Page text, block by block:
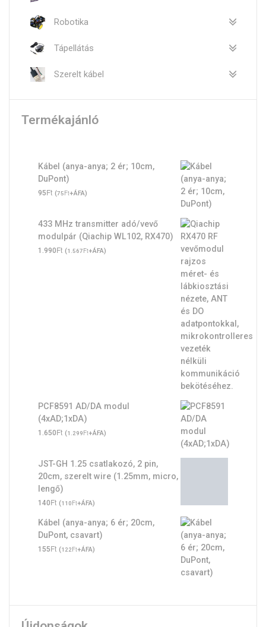
Robotika
Tápellátás
Szerelt kábel
Termékajánló
Kábel (anya-anya; 2 ér; 10cm,
DuPont)
95Ft (75Ft+ÁFA)
433 MHz transmitter adó/vevő
modulpár (Qiachip WL102, RX470)
1.990Ft (1.567Ft+ÁFA)
PCF8591 AD/DA modul
(4xAD;1xDA)
1.650Ft (1.299Ft+ÁFA)
JST-GH 1.25 csatlakozó, 2 pin,
20cm, szerelt wire (1.25mm, micro,
lengő)
140Ft (110Ft+ÁFA)
Kábel (anya-anya; 6 ér; 20cm,
DuPont, csavart)
155Ft (122Ft+ÁFA)